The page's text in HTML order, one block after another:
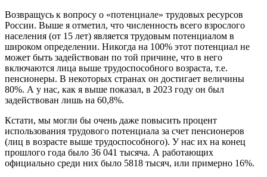
Возвращусь к вопросу о «потенциале» трудовых ресурсов
России. Выше я отметил, что численность всего взрослого
населения (от 15 лет) является трудовым потенциалом в
широком определении. Никогда на 100% этот потенциал не
может быть задействован по той причине, что в него
включаются лица выше трудоспособного возраста, т.е.
пенсионеры. В некоторых странах он достигает величины
80%. А у нас, как я выше показал, в 2023 году он был
задействован лишь на 60,8%.
Кстати, мы могли бы очень даже повысить процент
использования трудового потенциала за счет пенсионеров
(лиц в возрасте выше трудоспособного). У нас их на конец
прошлого года было 36 041 тысяча. А работающих
официально среди них было 5818 тысяч, или примерно 16%.